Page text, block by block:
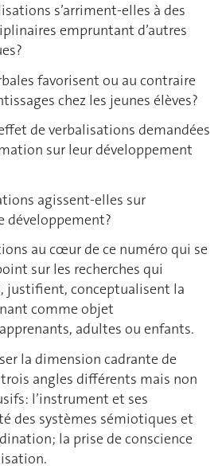
s’arriment-elles à des
empruntant d’autres
favorisent ou au contraire
chez les jeunes élèves?
de verbalisations demandées
sur leur développement
agissent-elles sur
développement?
au cœur de ce numéro qui se
sur les recherches qui
conceptualisent la
comme objet
adultes ou enfants.
la dimension cadrante de
angles différents mais non
l’instrument et ses
des systèmes sémiotiques et
la prise de conscience